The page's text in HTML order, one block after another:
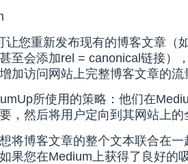
让您重新发布现有的博客文章（
至会添加rel = canonical链接）
加访问网站上完整博客文章的流
所使用的策略：他们在
，然后将用户定向到其网站上的
将博客文章的整个文本联合在
果您在Medium上获得了良好的